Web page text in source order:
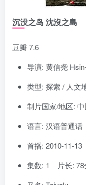
沉没之岛 沈沒之島
豆瓣 7.6
导演: 黄信尧
类型: 探索 / 人文
制片国家/地区:
语言: 汉语普通话
首播: 2010-11-13
集数: 1 片长: 78